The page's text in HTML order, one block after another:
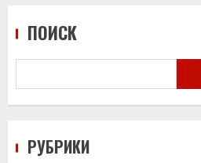
ПОИСК
РУБРИКИ